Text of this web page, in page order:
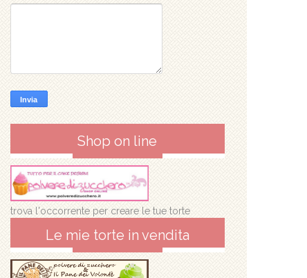
Shop on line
trova l'occorrente per creare le tue torte
Le mie torte in vendita